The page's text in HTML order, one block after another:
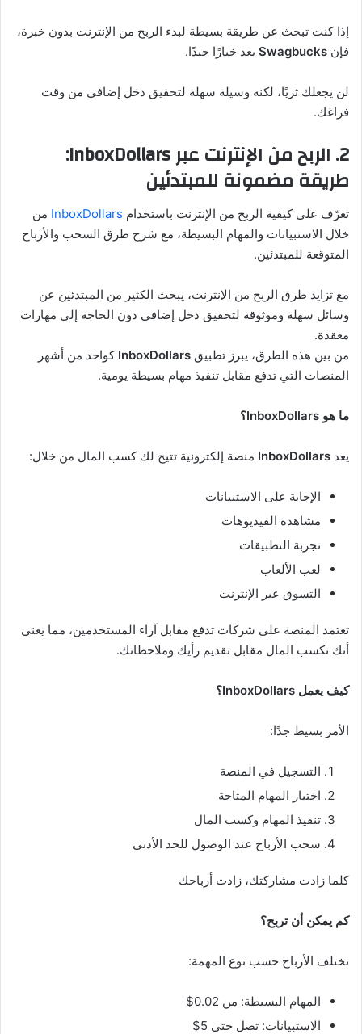
إذا كنت تبحث عن طريقة بسيطة لبدء الربح من الإنترنت بدون خبرة،
فإن Swagbucks يعد خيارًا جيدًا.
لن يجعلك ثريًا، لكنه وسيلة سهلة لتحقيق دخل إضافي من وقت
فراغك.
2. الربح من الإنترنت عبر InboxDollars
:
طريقة مضمونة للمبتدئين
تعرّف على كيفية الربح من الإنترنت باستخدام InboxDollars من
خلال الاستبيانات والمهام البسيطة، مع شرح طرق السحب والأرباح
المتوقعة للمبتدئين.
مع تزايد طرق الربح من الإنترنت، يبحث الكثير من المبتدئين عن
وسائل سهلة وموثوقة لتحقيق دخل إضافي دون الحاجة إلى مهارات
معقدة.
من بين هذه الطرق، يبرز تطبيق InboxDollars كواحد من أشهر
المنصات التي تدفع مقابل تنفيذ مهام بسيطة يومية.
ما هو InboxDollars؟
يعد InboxDollars منصة إلكترونية تتيح لك كسب المال من خلال:
الإجابة على الاستبيانات
مشاهدة الفيديوهات
تجربة التطبيقات
لعب الألعاب
التسوق عبر الإنترنت
تعتمد المنصة على شركات تدفع مقابل آراء المستخدمين، مما يعني
أنك تكسب المال مقابل تقديم رأيك وملاحظاتك.
كيف يعمل InboxDollars؟
الأمر بسيط جدًا:
التسجيل في المنصة
اختيار المهام المتاحة
تنفيذ المهام وكسب المال
سحب الأرباح عند الوصول للحد الأدنى
كلما زادت مشاركتك، زادت أرباحك
كم يمكن أن تربح؟
تختلف الأرباح حسب نوع المهمة:
المهام البسيطة: من 0.02$
الاستبيانات: تصل حتى 5$